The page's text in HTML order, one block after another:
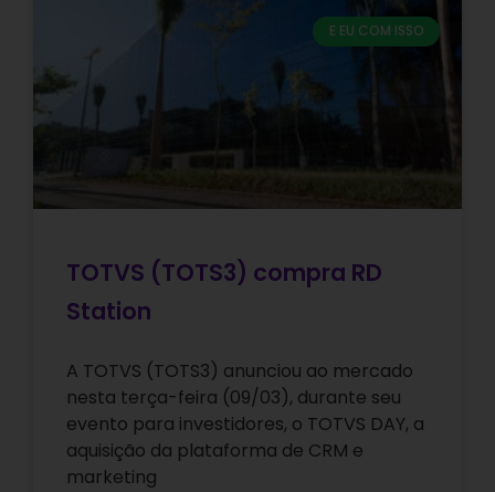
E EU COM ISSO
TOTVS (TOTS3) compra RD
Station
A TOTVS (TOTS3) anunciou ao mercado
nesta terça-feira (09/03), durante seu
evento para investidores, o TOTVS DAY, a
aquisição da plataforma de CRM e
marketing